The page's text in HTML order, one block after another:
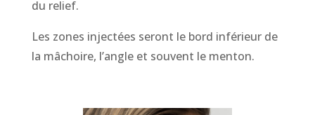
du relief.
Les zones injectées seront le bord inférieur de
la mâchoire, l’angle et souvent le menton.